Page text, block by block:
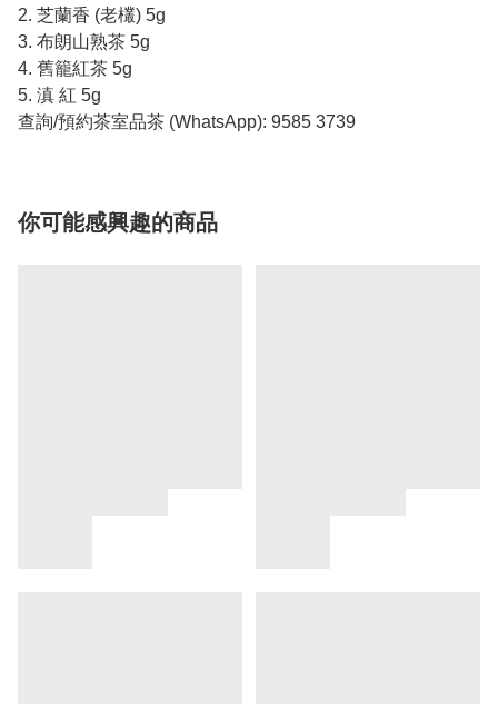
2. 芝蘭香 (老欉) 5g
3. 布朗山熟茶 5g
4. 舊籠紅茶 5g
5. 滇 紅 5g
查詢/預約茶室品茶 (WhatsApp): 9585 3739
你可能感興趣的商品